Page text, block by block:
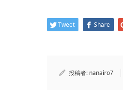
で
開
き
(新
い
開
き
Tweet Share
投稿者: nanairo7